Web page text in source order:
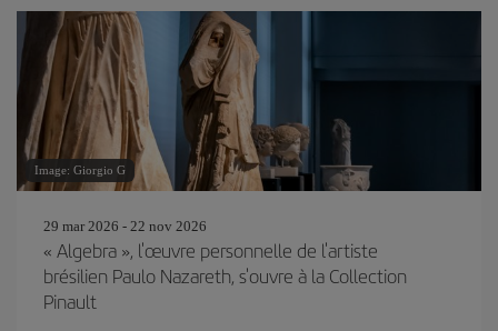
Image: Giorgio G
29 mar 2026 - 22 nov 2026
« Algebra », l'œuvre personnelle de l'artiste
brésilien Paulo Nazareth, s'ouvre à la Collection
Pinault